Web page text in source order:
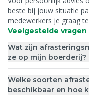
beste bij jouw situatie
medewerkers je graag
Veelgestelde
Wat zijn
ze op mijn boerderij?
Welke soorten
beschikbaar en hoe